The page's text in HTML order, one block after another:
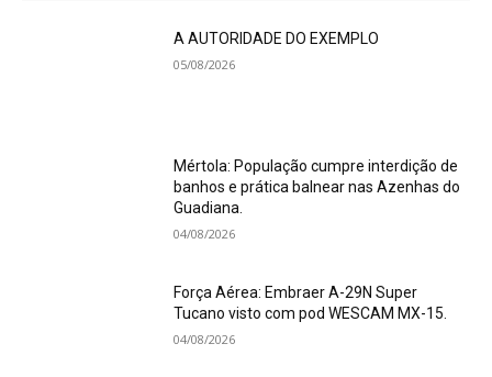
A AUTORIDADE DO EXEMPLO
05/08/2026
Mértola: População cumpre interdição de
banhos e prática balnear nas Azenhas do
Guadiana.
04/08/2026
Força Aérea: Embraer A-29N Super
Tucano visto com pod WESCAM MX-15.
04/08/2026